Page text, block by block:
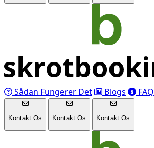
Sådan Fungerer Det Blogs FAQ
Kontakt Os Kontakt Os Kontakt Os